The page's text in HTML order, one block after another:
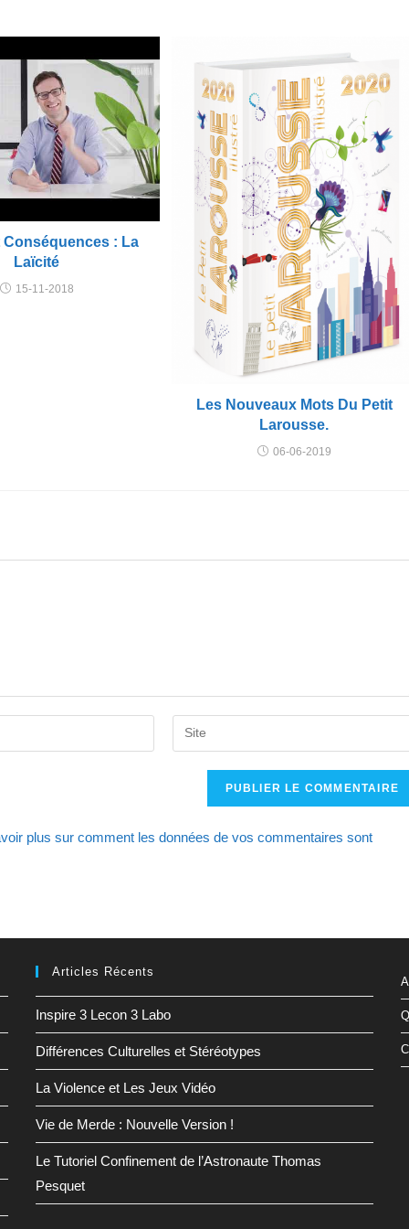
Conséquences : La
Laïcité
15-11-2018
Les Nouveaux Mots Du Petit
Larousse.
06-06-2019
Saisir
l’URL
(facultatif)
plus sur comment les données de vos commentaires sont
Articles Récents
Inspire 3 Lecon 3 Labo
Différences Culturelles et Stéréotypes
La Violence et Les Jeux Vidéo
Vie de Merde : Nouvelle Version !
Le Tutoriel Confinement de l’Astronaute Thomas
Pesquet